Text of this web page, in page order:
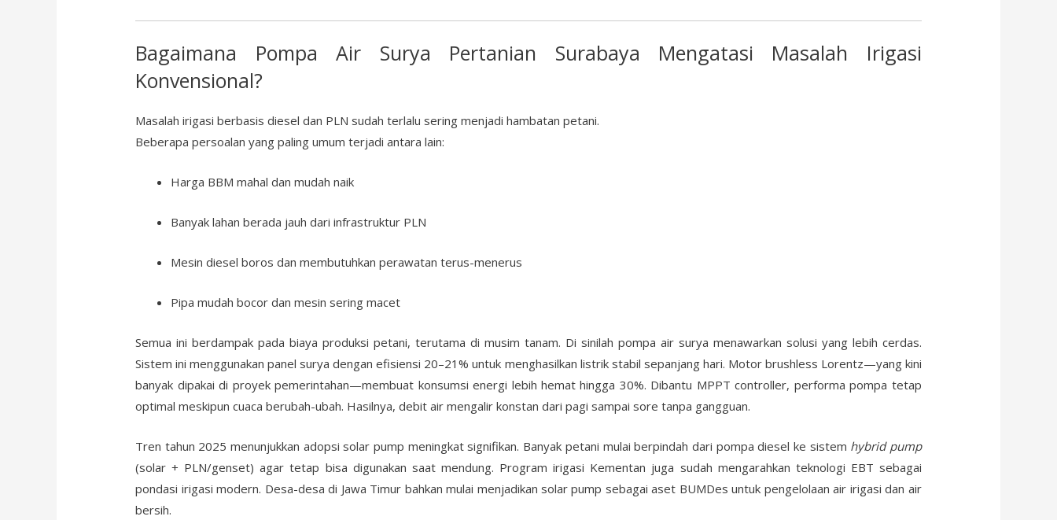
Bagaimana Pompa Air Surya Pertanian Surabaya Mengatasi Masalah Irigasi
Konvensional?
Masalah irigasi berbasis diesel dan PLN sudah terlalu sering menjadi hambatan petani.
Beberapa persoalan yang paling umum terjadi antara lain:
Harga BBM mahal dan mudah naik
Banyak lahan berada jauh dari infrastruktur PLN
Mesin diesel boros dan membutuhkan perawatan terus-menerus
Pipa mudah bocor dan mesin sering macet
Semua ini berdampak pada biaya produksi petani, terutama di musim tanam. Di sinilah pompa air surya menawarkan solusi yang lebih cerdas.
Sistem ini menggunakan panel surya dengan efisiensi 20–21% untuk menghasilkan listrik stabil sepanjang hari. Motor brushless Lorentz—yang kini
banyak dipakai di proyek pemerintahan—membuat konsumsi energi lebih hemat hingga 30%. Dibantu MPPT controller, performa pompa tetap
optimal meskipun cuaca berubah-ubah. Hasilnya, debit air mengalir konstan dari pagi sampai sore tanpa gangguan.
Tren tahun 2025 menunjukkan adopsi solar pump meningkat signifikan. Banyak petani mulai berpindah dari pompa diesel ke sistem hybrid pump
(solar + PLN/genset) agar tetap bisa digunakan saat mendung. Program irigasi Kementan juga sudah mengarahkan teknologi EBT sebagai
pondasi irigasi modern. Desa-desa di Jawa Timur bahkan mulai menjadikan solar pump sebagai aset BUMDes untuk pengelolaan air irigasi dan air
bersih.